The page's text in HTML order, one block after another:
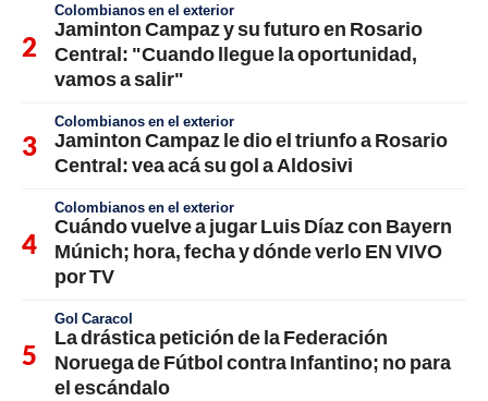
Colombianos en el exterior
Jaminton Campaz y su futuro en Rosario
Central: "Cuando llegue la oportunidad,
vamos a salir"
Colombianos en el exterior
Jaminton Campaz le dio el triunfo a Rosario
Central: vea acá su gol a Aldosivi
Colombianos en el exterior
Cuándo vuelve a jugar Luis Díaz con Bayern
Múnich; hora, fecha y dónde verlo EN VIVO
por TV
Gol Caracol
La drástica petición de la Federación
Noruega de Fútbol contra Infantino; no para
el escándalo